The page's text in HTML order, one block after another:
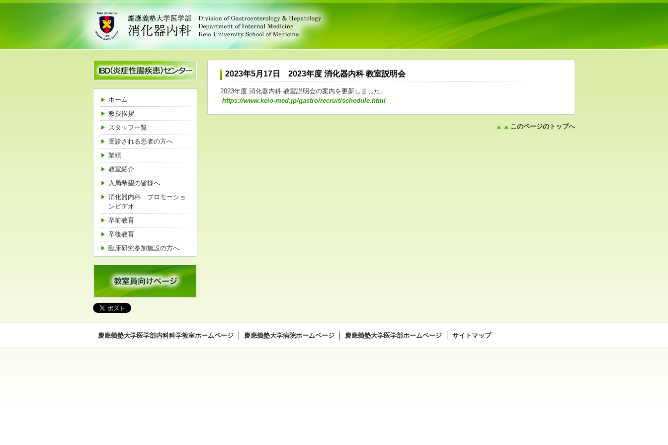
ホーム
教授挨拶
スタッフ一覧
受診される患者の方へ
業績
教室紹介
入局希望の皆様へ
消化器内科 プロモーショ
ンビデオ
卒前教育
卒後教育
臨床研究参加施設の方へ
2023年5月17日 2023年度 消化器内科 教室説明会
2023年度 消化器内科 教室説明会の案内を更新しました。
https://www.keio-med.jp/gastro/recruit/schedule.html
このページのトップへ
慶應義塾大学医学部内科科学教室ホームページ 慶應義塾大学病院ホームページ 慶應義塾大学医学部ホームページ サイトマップ